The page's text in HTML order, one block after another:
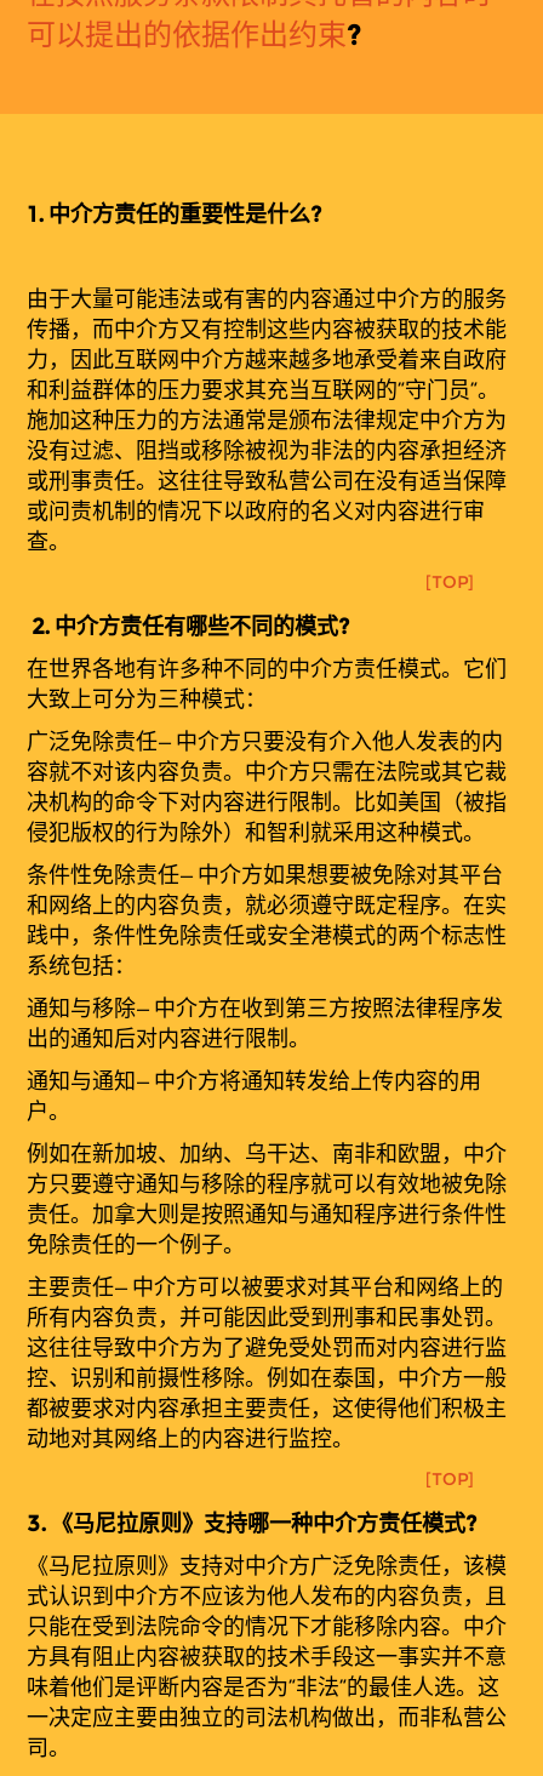
可以提出的依据作出约束?
1. 中介方责任的重要性是什么?
由于大量可能违法或有害的内容通过中介方的服务
传播，而中介方又有控制这些内容被获取的技术能
力，因此互联网中介方越来越多地承受着来自政府
和利益群体的压力要求其充当互联网的“守门员”。
施加这种压力的方法通常是颁布法律规定中介方为
没有过滤、阻挡或移除被视为非法的内容承担经济
或刑事责任。这往往导致私营公司在没有适当保障
或问责机制的情况下以政府的名义对内容进行审
查。
[TOP]
2. 中介方责任有哪些不同的模式?
在世界各地有许多种不同的中介方责任模式。它们
大致上可分为三种模式：
广泛免除责任— 中介方只要没有介入他人发表的内
容就不对该内容负责。中介方只需在法院或其它裁
决机构的命令下对内容进行限制。比如美国（被指
侵犯版权的行为除外）和智利就采用这种模式。
条件性免除责任— 中介方如果想要被免除对其平台
和网络上的内容负责，就必须遵守既定程序。在实
践中，条件性免除责任或安全港模式的两个标志性
系统包括：
通知与移除— 中介方在收到第三方按照法律程序发
出的通知后对内容进行限制。
通知与通知— 中介方将通知转发给上传内容的用
户。
例如在新加坡、加纳、乌干达、南非和欧盟，中介
方只要遵守通知与移除的程序就可以有效地被免除
责任。加拿大则是按照通知与通知程序进行条件性
免除责任的一个例子。
主要责任— 中介方可以被要求对其平台和网络上的
所有内容负责，并可能因此受到刑事和民事处罚。
这往往导致中介方为了避免受处罚而对内容进行监
控、识别和前摄性移除。例如在泰国，中介方一般
都被要求对内容承担主要责任，这使得他们积极主
动地对其网络上的内容进行监控。
[TOP]
3. 《马尼拉原则》支持哪一种中介方责任模式?
《马尼拉原则 》支持对中介方广泛免除责任，该模
式认识到中介方不应该为他人发布的内容负责，且
只能在受到法院命令的情况下才能移除内容。中介
方具有阻止内容被获取的技术手段这一事实并不意
味着他们是评断内容是否为“非法”的最佳人选。这
一决定应主要由独立的司法机构做出，而非私营公
司。